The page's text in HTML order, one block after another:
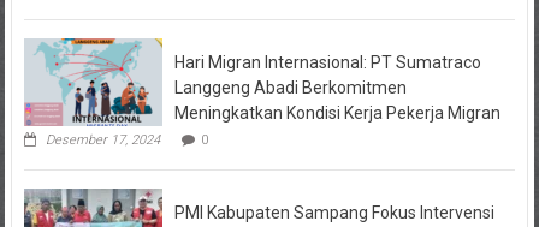
Hari Migran Internasional: PT Sumatraco
Langgeng Abadi Berkomitmen
Meningkatkan Kondisi Kerja Pekerja Migran
Desember 17, 2024 0
PMI Kabupaten Sampang Fokus Intervensi